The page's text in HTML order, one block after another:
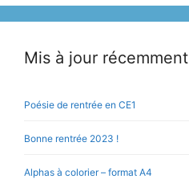
Mis à jour récemment
Poésie de rentrée en CE1
Bonne rentrée 2023 !
Alphas à colorier – format A4